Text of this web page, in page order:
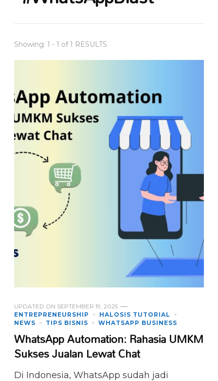
Showing: 1 - 1 of 1 RESULTS
UPDATED ON SEPTEMBER 19, 2025
ENTREPRENEURSHIP
HALOSIS TUTORIAL
NEWS
TIPS BISNIS WHATSAPP BUSINESS
WhatsApp Automation: Rahasia UMKM
Sukses Jualan Lewat Chat
Di Indonesia, WhatsApp sudah jadi